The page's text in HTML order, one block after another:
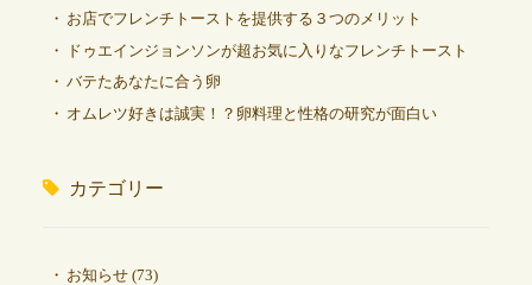
お店でフレンチトーストを提供する３つのメリット
ドゥエインジョンソンが超お気に入りなフレンチトースト
バテたあなたに合う卵
オムレツ好きは誠実！？卵料理と性格の研究が面白い
カテゴリー
お知らせ(73)